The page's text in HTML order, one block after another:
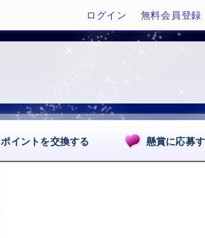
ログイン 無料会員登録
ポイントを交換する 懸賞に応募